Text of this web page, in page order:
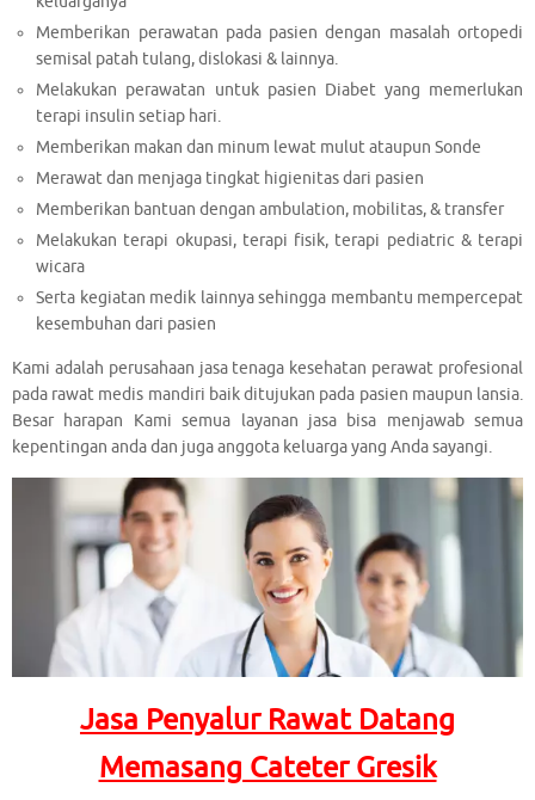
Memberikan perawatan pada pasien dengan masalah ortopedi
semisal patah tulang, dislokasi & lainnya.
Melakukan perawatan untuk pasien Diabet yang memerlukan
terapi insulin setiap hari.
Memberikan makan dan minum lewat mulut ataupun Sonde
Merawat dan menjaga tingkat higienitas dari pasien
Memberikan bantuan dengan ambulation, mobilitas, & transfer
Melakukan terapi okupasi, terapi fisik, terapi pediatric & terapi
wicara
Serta kegiatan medik lainnya sehingga membantu mempercepat
kesembuhan dari pasien
Kami adalah perusahaan jasa tenaga kesehatan perawat profesional
pada rawat medis mandiri baik ditujukan pada pasien maupun lansia.
Besar harapan Kami semua layanan jasa bisa menjawab semua
kepentingan anda dan juga anggota keluarga yang Anda sayangi.
Jasa Penyalur Rawat Datang
Memasang Cateter Gresik